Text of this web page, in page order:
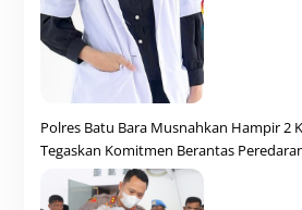
Polres Batu Bara Musnahkan Hampir 2
Tegaskan Komitmen Berantas